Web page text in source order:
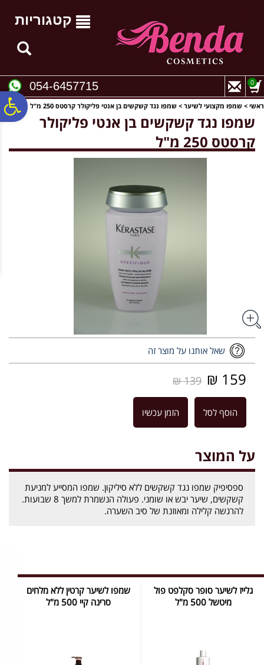
נגישות
קטגוריות
054-6457715 0
ראשי > שמפו מקצועי לשיער > שמפו נגד קשקשים בן אנטי פליקולר קרסטס 250 מ"ל
שמפו נגד קשקשים בן אנטי פליקולר
קרסטס 250 מ"ל
שאל אותנו על מוצר זה
159 ₪
139 ₪
הוסף לסל הזמן עכשיו
על המוצר
ספסיפיק שמפו נגד קשקשים ללא סיליקון. שמפו המסייע למניעת
קשקשים, שיער יבש או שומני. פעולה הנשמרת למשך 8 שבועות.
להרגשה קלילה ומאוזנת של סיב השערה.
גלייז לשיער סופר סקלפט פול
מיטשל 500 מ"ל
שמפו לשיער קרטין ללא מלחים
סרינה קיי 500 מ"ל